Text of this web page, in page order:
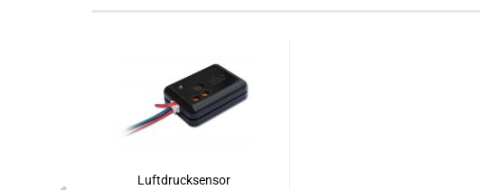
Luftdrucksensor